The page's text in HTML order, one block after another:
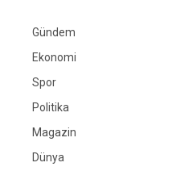
Gündem
Ekonomi
Spor
Politika
Magazin
Dünya